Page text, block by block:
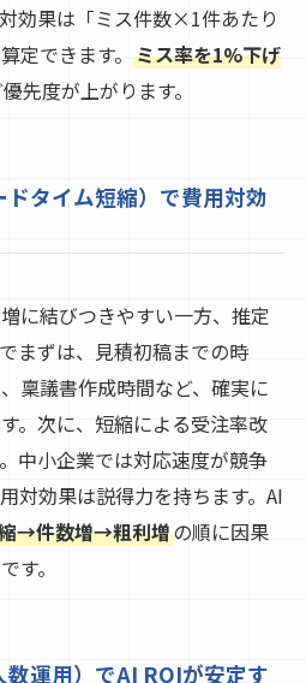
効果は「ミス件数×1件あたり
定できます。 ミス率を1%下げ
先度が上がります。
タイム短縮）で費用対効
に結びつきやすい一方、推定
まずは、見積初稿までの時
稟議書作成時間など、確実に
。次に、短縮による受注率改
中小企業では対応速度が競争
対効果は説得力を持ちます。AI
→件数増→粗利増の順に因果
す。
運用）でAI ROIが安定す